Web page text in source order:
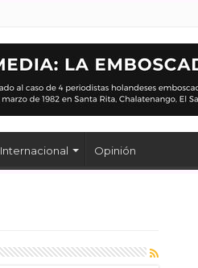
Internacional Opinión